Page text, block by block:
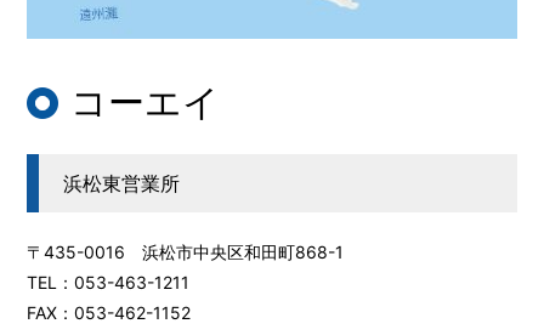
コーエイ
浜松東営業所
〒435-0016 浜松市中央区和田町868-1
TEL：053-463-1211
FAX：053-462-1152